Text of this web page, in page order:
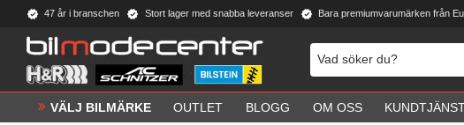
47 år i branschen Stort lager med snabba leveranser Bara premiumvarumärken från
VÄLJ BILMÄRKE OUTLET BLOGG OM OSS